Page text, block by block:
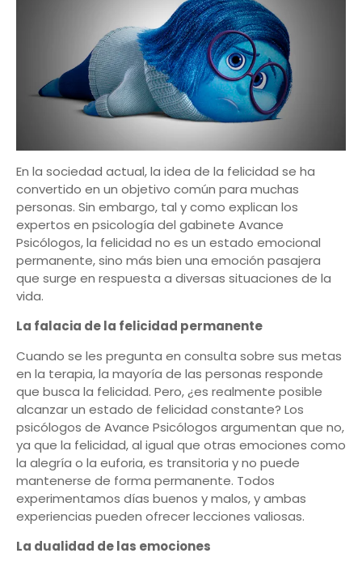
En la sociedad actual, la idea de la felicidad se ha
convertido en un objetivo común para muchas
personas. Sin embargo, tal y como explican los
expertos en psicología del gabinete Avance
Psicólogos, la felicidad no es un estado emocional
permanente, sino más bien una emoción pasajera
que surge en respuesta a diversas situaciones de la
vida.
La falacia de la felicidad permanente
Cuando se les pregunta en consulta sobre sus metas
en la terapia, la mayoría de las personas responde
que busca la felicidad. Pero, ¿es realmente posible
alcanzar un estado de felicidad constante? Los
psicólogos de Avance Psicólogos argumentan que no,
ya que la felicidad, al igual que otras emociones como
la alegría o la euforia, es transitoria y no puede
mantenerse de forma permanente. Todos
experimentamos días buenos y malos, y ambas
experiencias pueden ofrecer lecciones valiosas.
La dualidad de las emociones